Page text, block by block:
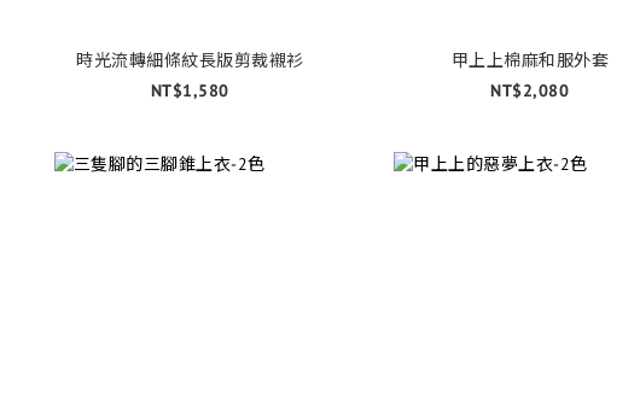
時光流轉細條紋長版剪裁襯衫
NT$1,580
甲上上棉麻和服外套
NT$2,080